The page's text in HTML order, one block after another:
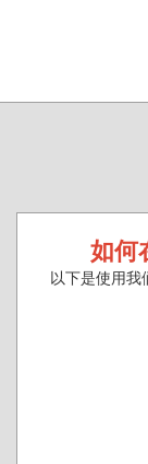
如何
以下是使用我